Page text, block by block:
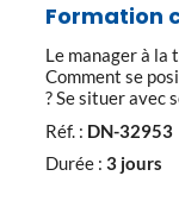
Formation
Le manager à la
Comment se
? Se situer avec
d’animation Être
comprendre et
Réf. : DN-32953
Durée : 3 jours